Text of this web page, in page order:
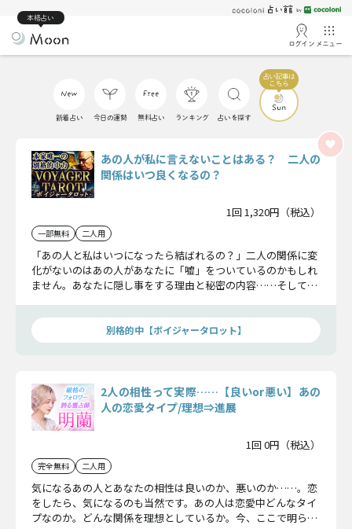
本格占い
ログイン メニュー
新着占い 今日の運勢 無料占い ランキング 占いを探す
あの人が私に言えないことはある？ 二人の
関係はいつ良くなるの？
1回 1,320円（税込）
一部無料 二人用
「あの人と私はいつになったら結ばれるの？」二人の関係に変
化がないのはあの人があなたに「嘘」をついているのかもしれ
ません。あなたに隠し事をする理由と秘密の内容……そしてあ
していきます。
別格的中【ボイジャータロット】
2人の相性って実際……【良いor悪い】あの
人の恋愛タイプ/理想⇒進展
1回 0円（税込）
完全無料 二人用
気になるあの人とあなたの相性は良いのか、悪いのか……。恋
をしたら、気になるのも当然です。あの人は恋愛中どんなタイ
プなのか。どんな関係を理想としているか。今、ここで明らか